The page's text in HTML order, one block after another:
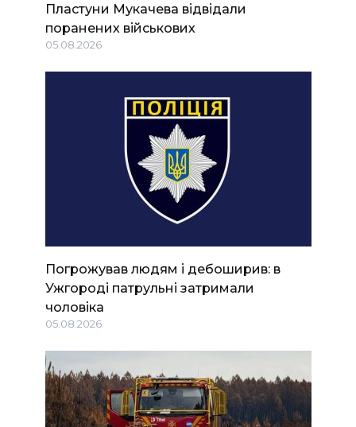
Пластуни Мукачева відвідали
поранених військових
05.08.2026
Погрожував людям і дебоширив: в
Ужгороді патрульні затримали
чоловіка
05.08.2026